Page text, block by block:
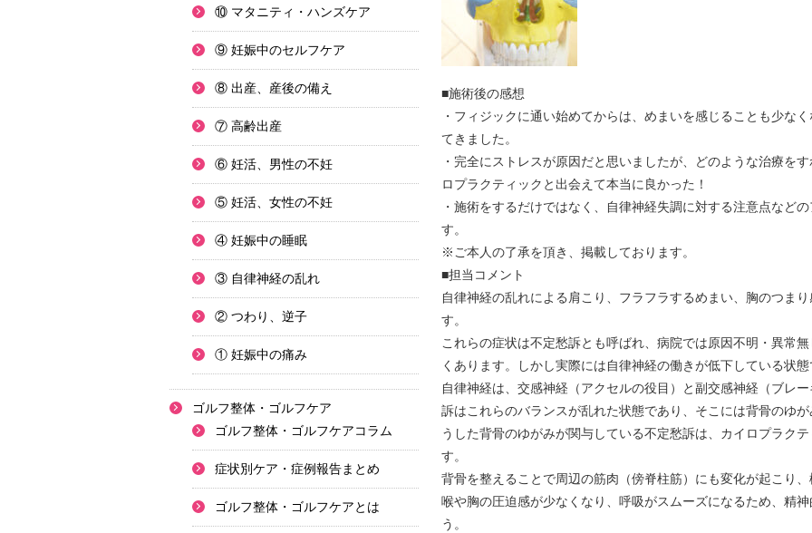
■施術後の感想
・フィジックに通い始めてからは、めまいを感じることも少な
てきました。
・完全にストレスが原因だと思いましたが、どのような治療を
ロプラクティックと出会えて本当に良かった！
・施術をするだけではなく、自律神経失調に対する注意点など
す。
※ご本人の了承を頂き、掲載しております。
■担当コメント
自律神経の乱れによる肩こり、フラフラするめまい、胸のつま
す。
これらの症状は不定愁訴とも呼ばれ、病院では原因不明・異常
くあります。しかし実際には自律神経の働きが低下している状態
自律神経は、交感神経（アクセルの役目）と副交感神経（ブレ
訴はこれらのバランスが乱れた状態であり、そこには背骨のゆ
うした背骨のゆがみが関与している不定愁訴は、カイロプラク
す。
背骨を整えることで周辺の筋肉（傍脊柱筋）にも変化が起こり
喉や胸の圧迫感が少なくなり、呼吸がスムーズになるため、精
う。
⑩ マタニティ・ハンズケア
⑨ 妊娠中のセルフケア
⑧ 出産、産後の備え
⑦ 高齢出産
⑥ 妊活、男性の不妊
⑤ 妊活、女性の不妊
④ 妊娠中の睡眠
③ 自律神経の乱れ
② つわり、逆子
① 妊娠中の痛み
ゴルフ整体・ゴルフケア
ゴルフ整体・ゴルフケアコラム
症状別ケア・症例報告まとめ
ゴルフ整体・ゴルフケアとは